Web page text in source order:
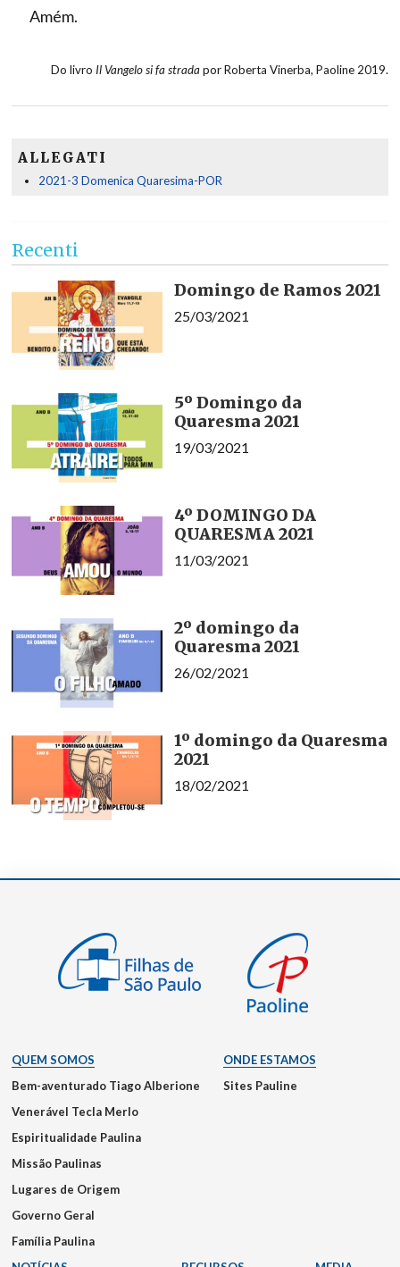
Amém.
Do livro Il Vangelo si fa stradapor Roberta Vinerba, Paoline 2019.
ALLEGATI
2021-3 Domenica Quaresima-POR
Recenti
Domingo de Ramos 2021
25/03/2021
5º Domingo da
Quaresma 2021
19/03/2021
4º DOMINGO DA
QUARESMA 2021
11/03/2021
2º domingo da
Quaresma 2021
26/02/2021
1º domingo da Quaresma
2021
18/02/2021
QUEM SOMOS
Bem-aventurado Tiago Alberione
Venerável Tecla Merlo
Espiritualidade Paulina
Missão Paulinas
Lugares de Origem
Governo Geral
Família Paulina
ONDE ESTAMOS
Sites Pauline